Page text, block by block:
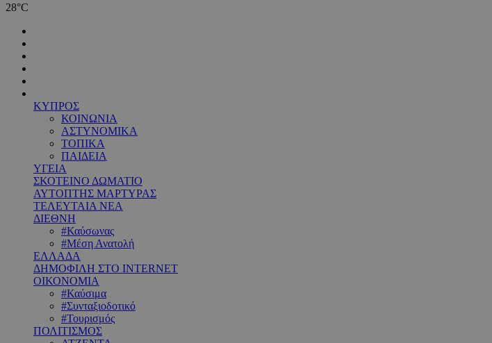
28°C
ΚΥΠΡΟΣ
ΚΟΙΝΩΝΙΑ
ΑΣΤΥΝΟΜΙΚΑ
ΤΟΠΙΚΑ
ΠΑΙΔΕΙΑ
ΥΓΕΙΑ
ΣΚΟΤΕΙΝΟ ΔΩΜΑΤΙΟ
ΑΥΤΟΠΤΗΣ ΜΑΡΤΥΡΑΣ
ΤΕΛΕΥΤΑΙΑ ΝΕΑ
ΔΙΕΘΝΗ
#Καύσωνας
#Μέση Ανατολή
ΕΛΛΑΔΑ
ΔΗΜΟΦΙΛΗ ΣΤΟ INTERNET
ΟΙΚΟΝΟΜΙΑ
#Καύσιμα
#Συνταξιοδοτικό
#Τουρισμός
ΠΟΛΙΤΙΣΜΟΣ